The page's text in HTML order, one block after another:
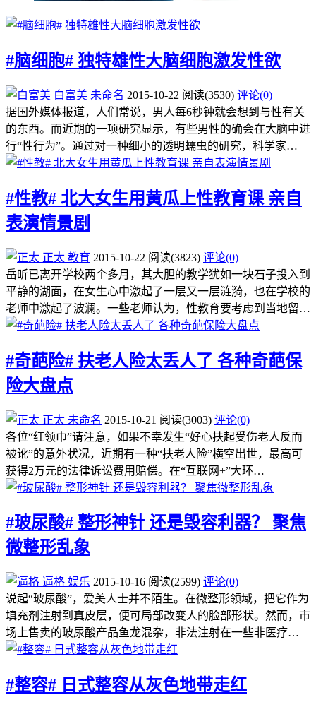
#脑细胞# 独特雄性大脑细胞激发性欲
白富美 未命名 2015-10-22 阅读(3530) 评论(0)
据国外媒体报道，人们常说，男人每6秒钟就会想到与性有关
的东西。而近期的一项研究显示，有些男性的确会在大脑中进
行“性行为”。通过对一种细小的透明蠕虫的研究，科学家…
#性教# 北大女生用黄瓜上性教育课 亲自
表演情景剧
正太 教育 2015-10-22 阅读(3823) 评论(0)
岳昕已离开学校两个多月，其大胆的教学犹如一块石子投入到
平静的湖面，在女生心中激起了一层又一层涟漪，也在学校的
老师中激起了波澜。一些老师认为，性教育要考虑到当地留…
#奇葩险# 扶老人险太丢人了 各种奇葩保
险大盘点
正太 未命名 2015-10-21 阅读(3003) 评论(0)
各位“红领巾”请注意，如果不幸发生“好心扶起受伤老人反而
被讹”的意外状况，近期有一种“扶老人险”横空出世，最高可
获得2万元的法律诉讼费用赔偿。在“互联网+”大环…
#玻尿酸# 整形神针 还是毁容利器？ 聚焦
微整形乱象
逼格 娱乐 2015-10-16 阅读(2599) 评论(0)
说起“玻尿酸”，爱美人士并不陌生。在微整形领域，把它作为
填充剂注射到真皮层，便可局部改变人的脸部形状。然而，市
场上售卖的玻尿酸产品鱼龙混杂，非法注射在一些非医疗…
#整容# 日式整容从灰色地带走红